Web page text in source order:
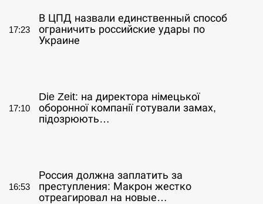
17:23
В ЦПД назвали единственный способ
ограничить российские удары по
Украине
17:10
Die Zeit: на директора німецької
оборонної компанії готували замах,
підозрюють…
16:53
Россия должна заплатить за
преступления: Макрон жестко
отреагировал на новые…